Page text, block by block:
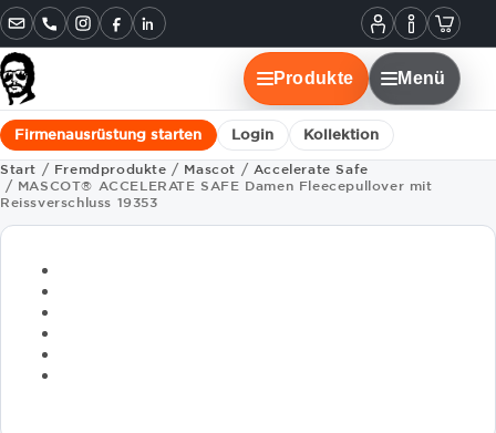
Mein
Konto
Informationen
Instagram
FacebookLinkedIn
Produkte Menü
Firmenausrüstung starten Login Kollektion
Start / Fremdprodukte / Mascot / Accelerate Safe
/ MASCOT® ACCELERATE SAFE Damen Fleecepullover mit
Reissverschluss 19353